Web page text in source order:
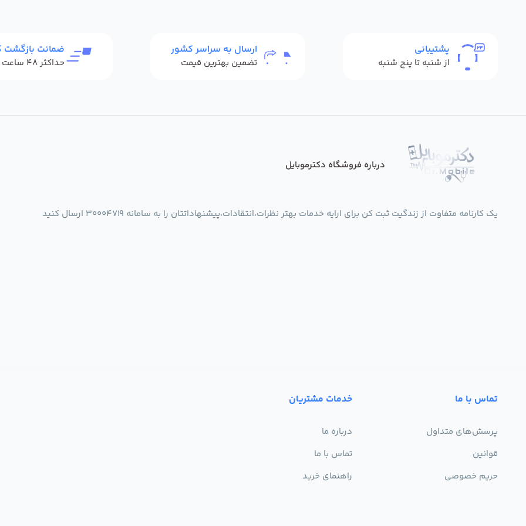
پشتیبانی
از شنبه تا پنج شنبه
ارسال به سراسر کشور
تضمین بهترین قیمت
ضمانت بازگشت
درباره فروشگاه دکترموبایل
یک کارنامه متفاوت از زندگیت ثبت کن برای ارایه خدمات بهتر نظرات،انتقادات،پیشنهاداتتان را به سامانه 30004719 ارسال کنید
تماس با ما
پرسش‌های متداول
قوانین
حریم خصوصی
خدمات مشتریان
درباره ما
تماس با ما
راهنمای خرید